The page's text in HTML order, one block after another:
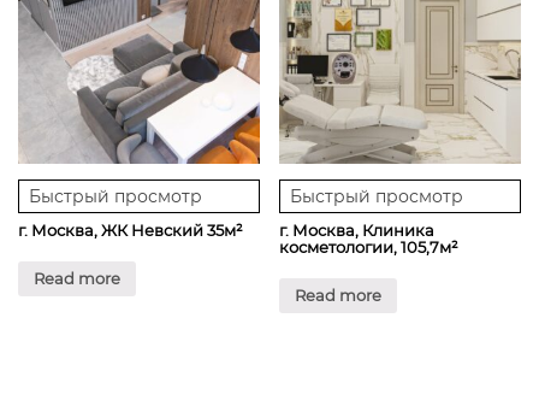
Быстрый просмотр
г. Москва, ЖК Невский 35м²
Read more
Быстрый просмотр
г. Москва, Клиника
косметологии, 105,7м²
Read more